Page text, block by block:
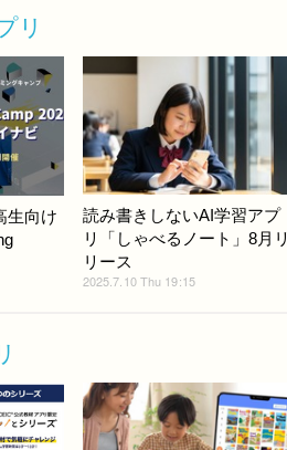
リ
生向け
読み書きしないAI学習アプ
リ「しゃべるノート」8月リ
リース
2025.7.10 Thu 19:15